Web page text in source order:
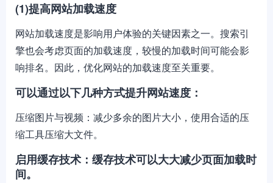
(1)提高网站加载速度
网站加载速度是影响用户体验的关键因素之一。搜索引
擎也会考虑页面的加载速度，较慢的加载时间可能会影
响排名。因此，优化网站的加载速度至关重要。
可以通过以下几种方式提升网站速度：
压缩图片与视频：减少多余的图片大小，使用合适的压
缩工具压缩大文件。
启用缓存技术：缓存技术可以大大减少页面加载时
间。